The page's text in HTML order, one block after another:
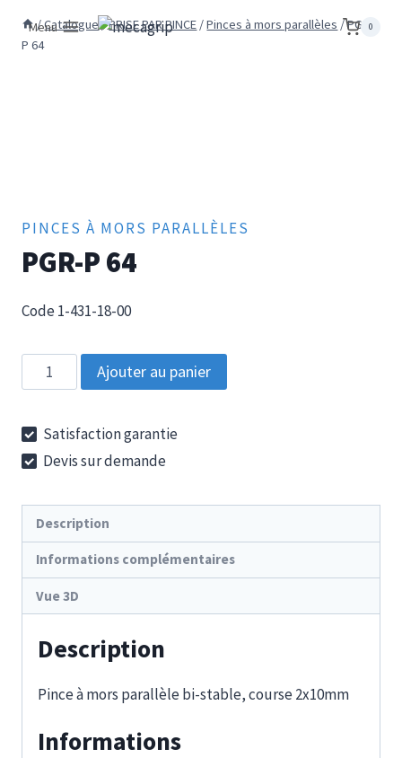
Menu 0
/Catalogue/PRISE PAR PINCE /Pinces à mors parallèles /PGR-
P 64
PINCES À MORS PARALLÈLES
PGR-P 64
Code 1-431-18-00
quantité
de
P
64
Ajouter au panier
Satisfaction garantie
Devis sur demande
Description
Informations complémentaires
Vue 3D
Description
Pince à mors parallèle bi-stable, course 2x10mm
Informations